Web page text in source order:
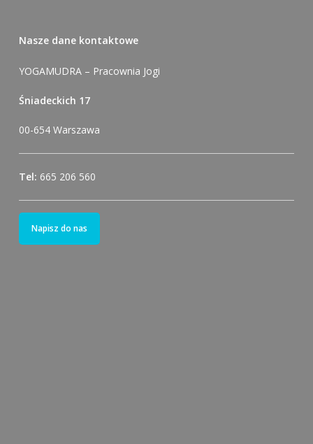
Nasze dane kontaktowe
YOGAMUDRA – Pracownia Jogi
Śniadeckich 17
00-654 Warszawa
Tel: 665 206 560
Napisz do nas